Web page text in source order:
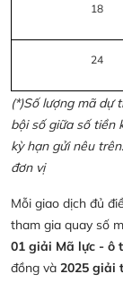
18
24
(*)Số lượng mã dự
bội số giữa số tiền
kỳ hạn gửi nêu
đơn vị
Mỗi giao dịch đủ
tham gia quay số
01 giải Mã lực - ô
đồng và 2025 giải